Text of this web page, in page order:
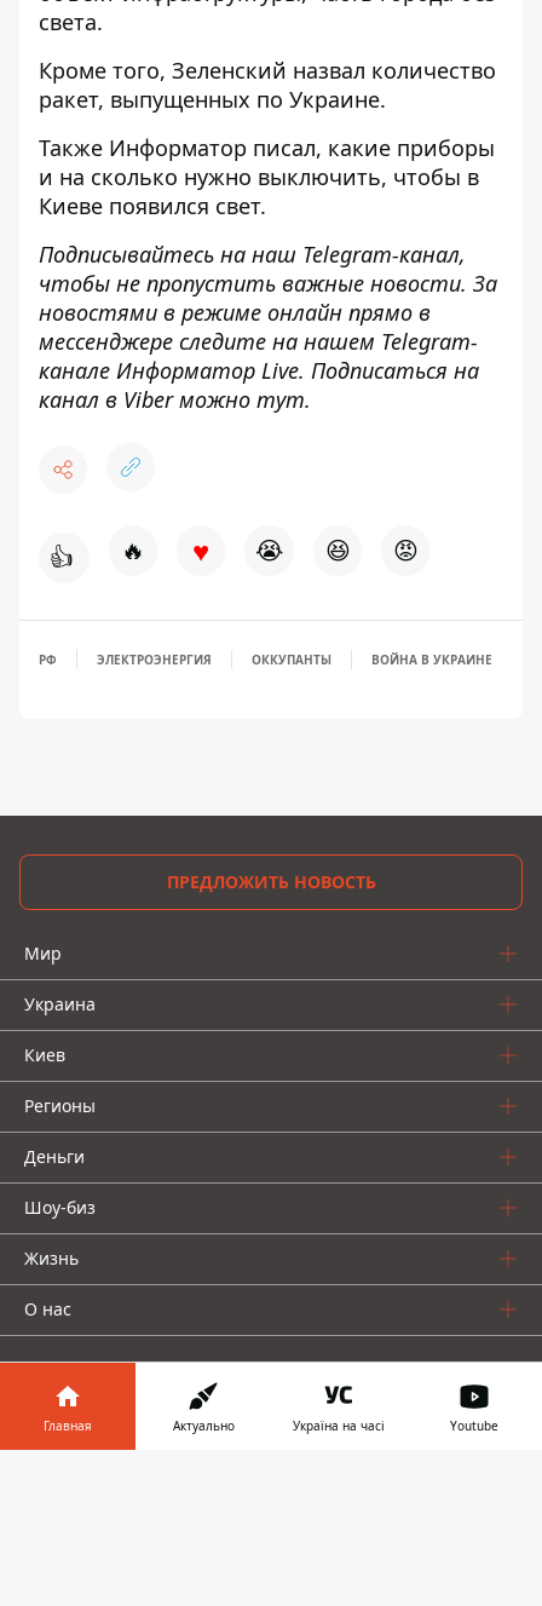
света.
Кроме того, Зеленский назвал количество
ракет, выпущенных по Украине.
Также Информатор писал, какие приборы
и на сколько нужно выключить, чтобы в
Киеве появился свет.
Подписывайтесь на наш Telegram-канал,
чтобы не пропустить важные новости. За
новостями в режиме онлайн прямо в
мессенджере следите на нашем Telegram-
канале Информатор Live. Подписаться на
канал в Viber можно тут.
👍 🔥 ♥ 😭 😆 😡
РФ ЭЛЕКТРОЭНЕРГИЯ ОККУПАНТЫ ВОЙНА В УКРАИНЕ
ПРЕДЛОЖИТЬ НОВОСТЬ
Мир
Украина
Киев
Регионы
Деньги
Шоу-биз
Жизнь
О нас
Главная Актуально Україна на часі Youtube